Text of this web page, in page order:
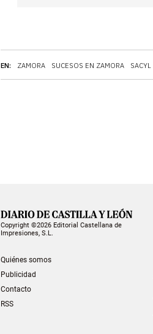
EN: ZAMORA SUCESOS EN ZAMORA SACYL
Copyright ©2026 Editorial Castellana de
Impresiones, S.L.
Quiénes somos
Publicidad
Contacto
RSS